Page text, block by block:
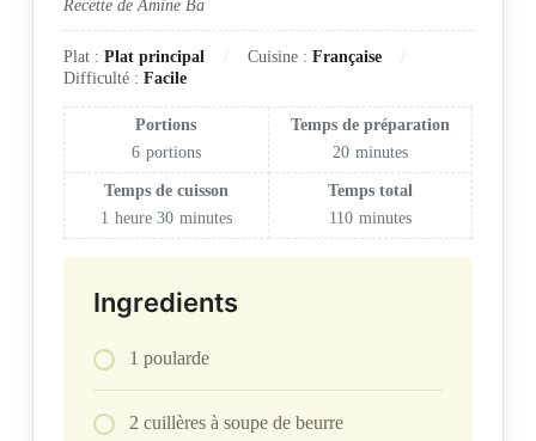
Recette de Amine Ba
Plat : Plat principal Cuisine : Française
Difficulté : Facile
Portions
6 portions
Temps de préparation
20 minutes
Temps de cuisson
1 heure 30 minutes
Temps total
110 minutes
Ingredients
1 poularde
2 cuillères à soupe de beurre